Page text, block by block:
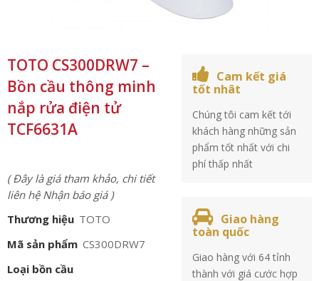
TOTO CS300DRW7 –
Bồn cầu thông minh
nắp rửa điện tử
TCF6631A
( Đây là giá tham khảo, chi tiết
liên hệ Nhận báo giá )
Thương hiệu TOTO
Mã sản phẩm CS300DRW7
Loại bồn cầu
Cam kết giá
tốt nhât
Chúng tôi cam kết tới
khách hàng những sản
phẩm tốt nhất với chi
phí thấp nhất
Giao hàng
toàn quốc
Giao hàng với 64 tỉnh
thành với giá cước hợp